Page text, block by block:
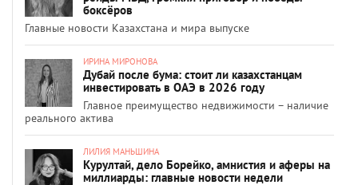
боксёров
Главные новости Казахстана и мира выпуске
ИРИНА МИРОНОВА
Дубай после бума: стоит ли казахстанцам
инвестировать в ОАЭ в 2026 году
Главное преимущество недвижимости – наличие
реального актива
ЛИЛИЯ МАНЬШИНА
Курултай, дело Борейко, амнистия и аферы на
миллиарды: главные новости недели